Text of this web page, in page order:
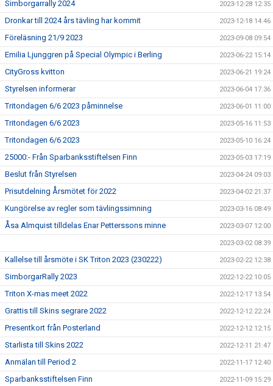
Simborgarrally 2024 2023-12-28 12:35
Dronkar till 2024 års tävling har kommit 2023-12-18 14:46
Föreläsning 21/9 2023 2023-09-08 09:54
Emilia Ljunggren på Special Olympic i Berling 2023-06-22 15:14
CityGross kvitton 2023-06-21 19:24
Styrelsen informerar 2023-06-04 17:36
Tritondagen 6/6 2023 påminnelse 2023-06-01 11:00
Tritondagen 6/6 2023 2023-05-16 11:53
Tritondagen 6/6 2023 2023-05-10 16:24
25000:- Från Sparbanksstiftelsen Finn 2023-05-03 17:19
Beslut från Styrelsen 2023-04-24 09:03
Prisutdelning Årsmötet för 2022 2023-04-02 21:37
Kungörelse av regler som tävlingssimning 2023-03-16 08:49
Åsa Almquist tilldelas Enar Petterssons minne 2023-03-07 12:00
2023-03-02 08:39
Kallelse till årsmöte i SK Triton 2023 (230222) 2023-02-22 12:38
SimborgarRally 2023 2022-12-22 10:05
Triton X-mas meet 2022 2022-12-17 13:54
Grattis till Skins segrare 2022 2022-12-12 22:24
Presentkort från Posterland 2022-12-12 12:15
Starlista till Skins 2022 2022-12-11 21:47
Anmälan till Period 2 2022-11-17 12:40
Sparbanksstiftelsen Finn 2022-11-09 15:29